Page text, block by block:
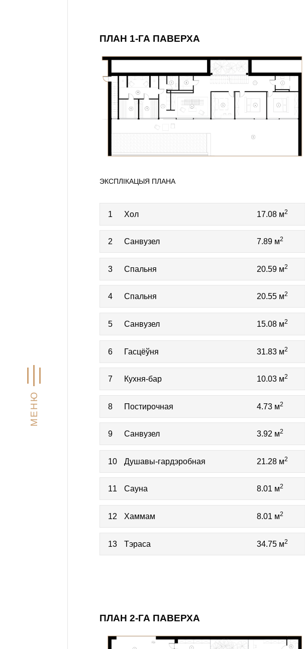
МЕНЮ
ПЛАН 1-ГА ПАВЕРХА
ЭКСПЛІКАЦЫЯ ПЛАНА
1 Хол 17.08 м2
2 Санвузел 7.89 м2
3 Спальня 20.59 м2
4 Спальня 20.55 м2
5 Санвузел 15.08 м2
6 Гасцёўня 31.83 м2
7 Кухня-бар 10.03 м2
8 Постирочная 4.73 м2
9 Санвузел 3.92 м2
10 Душавы-гардэробная 21.28 м2
11 Сауна 8.01 м2
12 Хаммам 8.01 м2
13 Тэраса 34.75 м2
ПЛАН 2-ГА ПАВЕРХА